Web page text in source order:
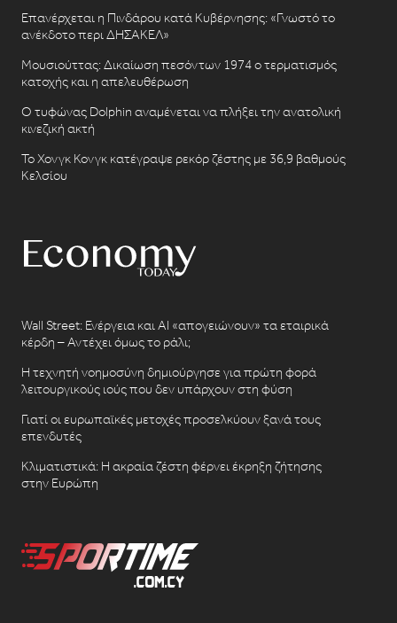
Επανέρχεται η Πινδάρου κατά Κυβέρνησης: «Γνωστό το
ανέκδοτο περι ΔΗΣΑΚΕΛ»
Μουσιούττας: Δικαίωση πεσόντων 1974 ο τερματισμός
κατοχής και η απελευθέρωση
Ο τυφώνας Dolphin αναμένεται να πλήξει την ανατολική
κινεζική ακτή
Το Χονγκ Κονγκ κατέγραψε ρεκόρ ζέστης με 36,9 βαθμούς
Κελσίου
Wall Street: Ενέργεια και AI «απογειώνουν» τα εταιρικά
κέρδη – Αντέχει όμως το ράλι;
Η τεχνητή νοημοσύνη δημιούργησε για πρώτη φορά
λειτουργικούς ιούς που δεν υπάρχουν στη φύση
Γιατί οι ευρωπαϊκές μετοχές προσελκύουν ξανά τους
επενδυτές
Κλιματιστικά: Η ακραία ζέστη φέρνει έκρηξη ζήτησης
στην Ευρώπη